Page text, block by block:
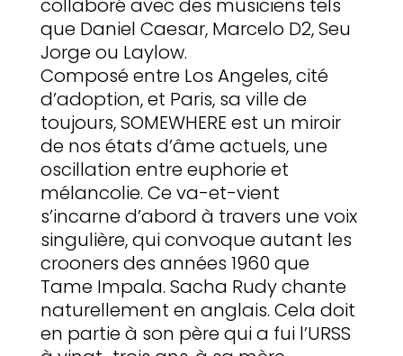
collaboré avec des musiciens tels
que Daniel Caesar, Marcelo D2, Seu
Jorge ou Laylow.
Composé entre Los Angeles, cité
d’adoption, et Paris, sa ville de
toujours, SOMEWHERE est un miroir
de nos états d’âme actuels, une
oscillation entre euphorie et
mélancolie. Ce va-et-vient
s’incarne d’abord à travers une voix
singulière, qui convoque autant les
crooners des années 1960 que
Tame Impala. Sacha Rudy chante
naturellement en anglais. Cela doit
en partie à son père qui a fui l’URSS